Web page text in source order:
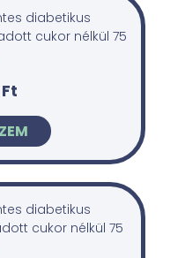
diabetikus
cukor nélkül 75
diabetikus
cukor nélkül 75